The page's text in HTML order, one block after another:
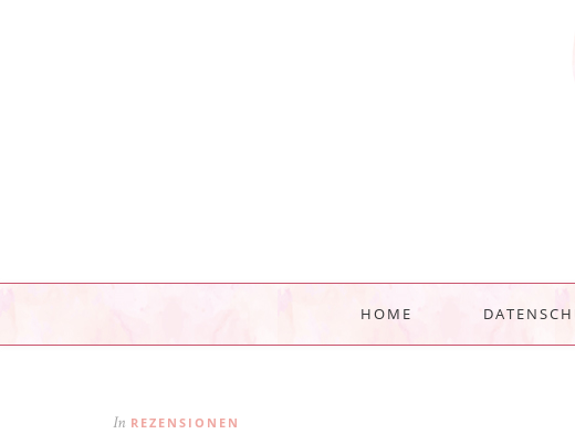
HOME
In REZENSIONEN